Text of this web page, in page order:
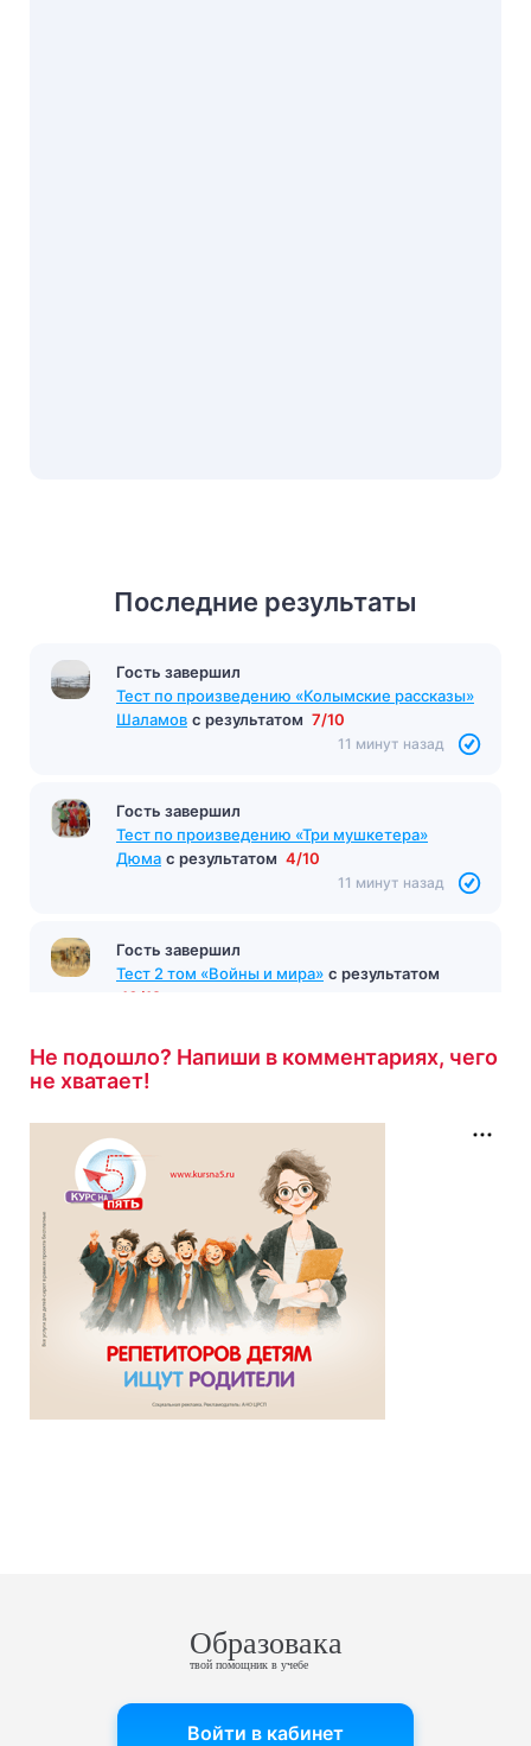
Последние результаты
Гость завершил
Тест по произведению «Колымские рассказы»
Шаламов с результатом 7/10
11 минут назад
Гость завершил
Тест по произведению «Три мушкетера»
Дюма с результатом 4/10
11 минут назад
Гость завершил
Тест 2 том «Войны и мира» с результатом
10/12
Не подошло? Напиши в комментариях, чего
не хватает!
Образовака
твой помощник в учебе
Войти в кабинет